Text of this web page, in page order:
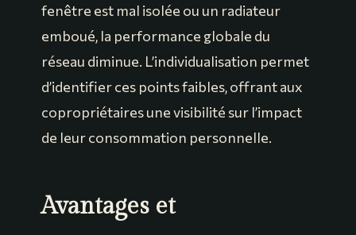
fenêtre est mal isolée ou un radiateur
emboué, la performance globale du
réseau diminue. L’individualisation permet
d’identifier ces points faibles, offrant aux
copropriétaires une visibilité sur l’impact
de leur consommation personnelle.
Avantages et